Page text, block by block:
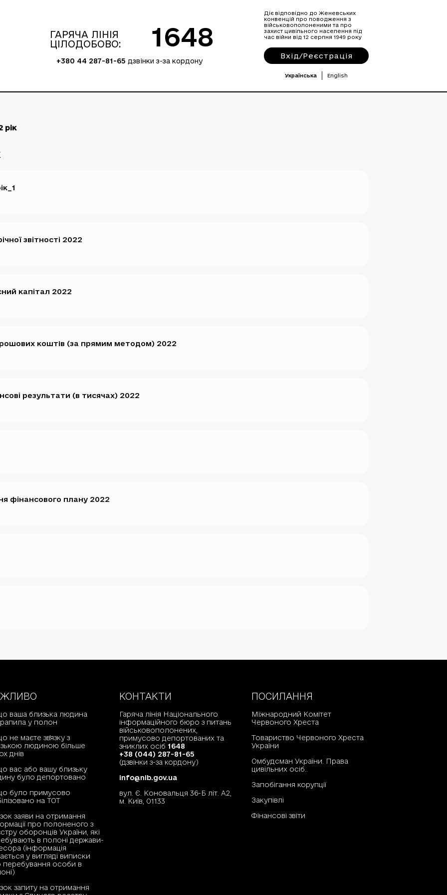
ГАРЯЧА ЛІНІЯ
ЦІЛОДОБОВО:
1648
+380 44 287-81-65 дзвінки з-за кордону
Діє відповідно до Женевських
конвенцій про поводження з
військовополоненими та про
захист цивільного населення під
час війни від 12 серпня 1949 року
Вхід/Реєстрація
Українська English
рік
звітності 2022
капітал 2022
коштiв (за прямим методом) 2022
результати (в тисячах) 2022
фінансового плану 2022
ваша близька людина
у полон
не маєте зв'язку з
людиною більше
днів
вас або вашу близьку
було депортовано
було примусово
на ТОТ
заяви на отримання
про полоненого з
оборонців України, які
в полоні держави-
(інформація
у вигляді виписки
перебування особи в
запиту на отримання
КОНТАКТИ
Гаряча лінія Національного
інформаційного бюро з питань
військовополонених,
примусово депортованих та
зниклих осіб 1648
+38 (044) 287-81-65
(дзвінки з-за кордону)
info@nib.gov.ua
вул. Є. Коновальця 36-Б літ. А2,
м. Київ, 01133
ПОСИЛАННЯ
Міжнародний Комітет
Червоного Хреста
Товариство Червоного Хреста
України
Омбудсман України. Права
цивільних осіб..
Запобігання корупції
Закупівлі
Фінансові звіти